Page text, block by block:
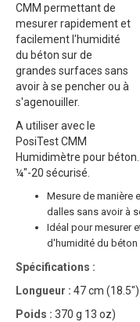
CMM permettant de
mesurer rapidement et
facilement l'humidité
du béton sur de
grandes surfaces sans
avoir à se pencher ou à
s'agenouiller.
A utiliser avec le
PosiTest CMM
Humidimètre pour
¼"-20 sécurisé.
Mesure de manière
dalles sans avoir à
Idéal pour mesurer
d'humidité du béton
Spécifications :
Longueur : 47 cm
Poids : 370 g 13 oz)